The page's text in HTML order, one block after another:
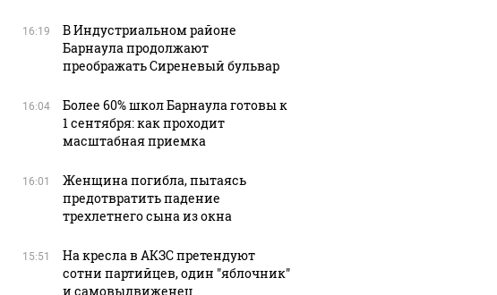
16:19
В Индустриальном районе
Барнаула продолжают
преображать Сиреневый бульвар
16:04
Более 60% школ Барнаула готовы к
1 сентября: как проходит
масштабная приемка
16:01
Женщина погибла, пытаясь
предотвратить падение
трехлетнего сына из окна
15:51
На кресла в АКЗС претендуют
сотни партийцев, один "яблочник"
и самовыдвиженец